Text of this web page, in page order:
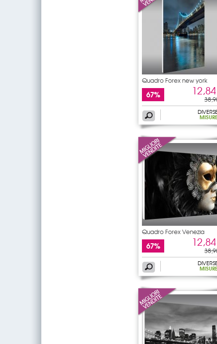
Quadro Forex new york
67%
Quadro Forex Venezia
67%